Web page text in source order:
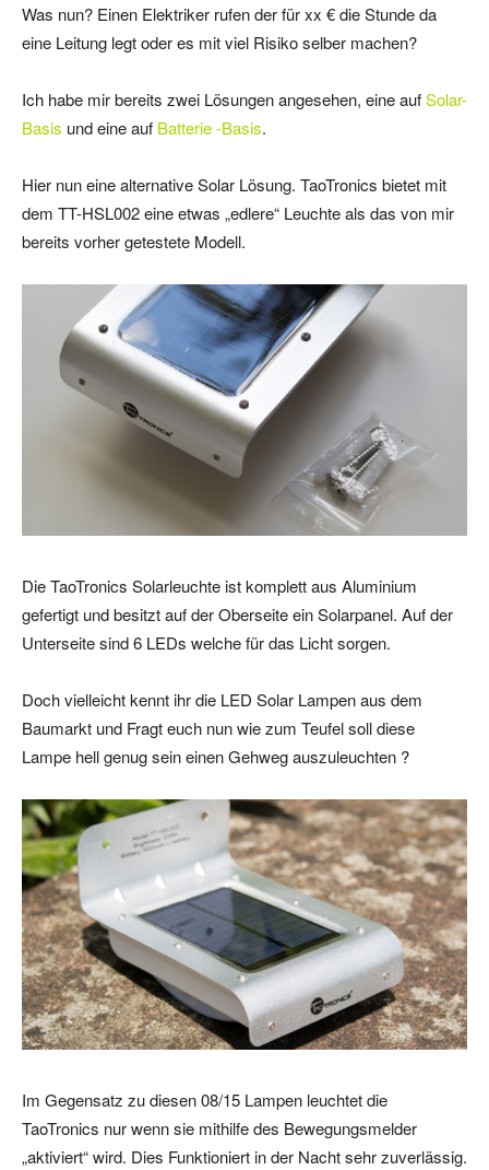
Was nun? Einen Elektriker rufen der für xx € die Stunde da
eine Leitung legt oder es mit viel Risiko selber machen?
Ich habe mir bereits zwei Lösungen angesehen, eine aufSolar-
Basis und eine auf Batterie -Basis.
Hier nun eine alternative Solar Lösung. TaoTronics bietet mit
dem TT-HSL002 eine etwas „edlere“ Leuchte als das von mir
bereits vorher getestete Modell.
Die TaoTronics Solarleuchte ist komplett aus Aluminium
gefertigt und besitzt auf der Oberseite ein Solarpanel. Auf der
Unterseite sind 6 LEDs welche für das Licht sorgen.
Doch vielleicht kennt ihr die LED Solar Lampen aus dem
Baumarkt und Fragt euch nun wie zum Teufel soll diese
Lampe hell genug sein einen Gehweg auszuleuchten ?
Im Gegensatz zu diesen 08/15 Lampen leuchtet die
TaoTronics nur wenn sie mithilfe des Bewegungsmelder
„aktiviert“ wird. Dies Funktioniert in der Nacht sehr zuverlässig.